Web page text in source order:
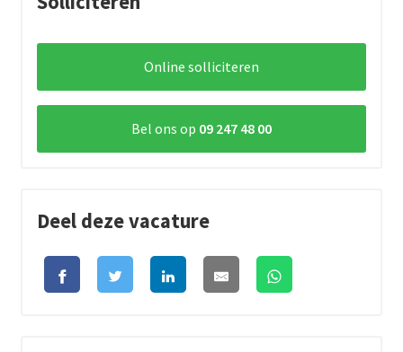
Online solliciteren
Bel ons op 09 247 48 00
Deel deze vacature